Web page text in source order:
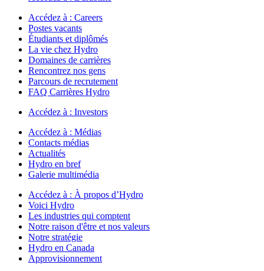
Accédez à : Careers
Postes vacants
Étudiants et diplômés
La vie chez Hydro
Domaines de carrières
Rencontrez nos gens
Parcours de recrutement
FAQ Carrières Hydro
Accédez à : Investors
Accédez à : Médias
Contacts médias
Actualités
Hydro en bref
Galerie multimédia
Accédez à : À propos d’Hydro
Voici Hydro
Les industries qui comptent
Notre raison d'être et nos valeurs
Notre stratégie
Hydro en Canada
Approvisionnement